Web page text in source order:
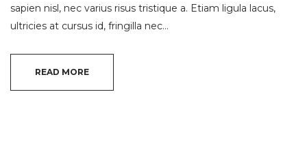
sapien nisl, nec varius risus tristique a. Etiam ligula lacus,
ultricies at cursus id, fringilla nec…
READ MORE